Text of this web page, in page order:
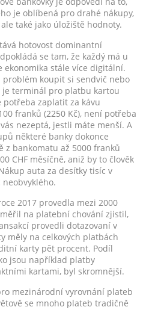
je oblíbená pro drahé nákupy,
také jako úložiště hodnoty.
hotovost dominantní
se tam, že každý má u
ekonomika stále více digitální.
problém koupit si sendvič nebo
je terminál pro platbu kartou
potřeba zaplatit za kávu
franků (2250 Kč), není potřeba
nezeptá, jestli máte menší. A
některé banky dokonce
z bankomatu až 5000 franků
CHF měsíčně, aniž by to člověk
auta za desítky tisíc v
2017 provedla mezi 2000
na platební chování zjistil,
provedli dotazovaní v
měly na celkových platbách
karty pět procent. Podíl
jsou například platby
kartami, byl skromnější.
mezinárodní vyrovnání plateb
se mnoho plateb tradičně